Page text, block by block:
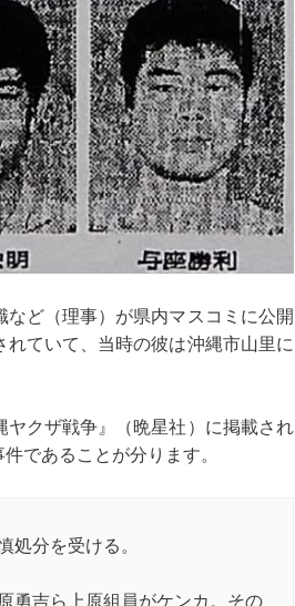
ど（理事）が県内マスコミに公開
ていて、当時の彼は沖縄市山里に
クザ戦争』（晩星社）に掲載され
であることが分ります。
分を受ける。
勇吉ら上原組員がケンカ。その